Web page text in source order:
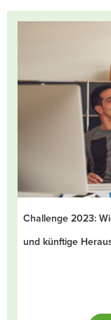
Challenge 2023:
und künftige